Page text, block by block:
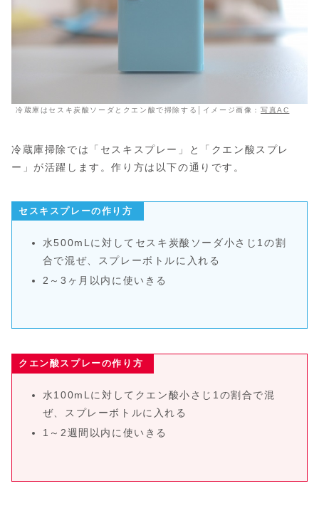
冷蔵庫はセスキ炭酸ソーダとクエン酸で掃除する│イメージ画像： 写真AC
冷蔵庫掃除では「セスキスプレー」と「クエン酸スプレ
ー」が活躍します。作り方は以下の通りです。
セスキスプレーの作り方
水500mLに対してセスキ炭酸ソーダ小さじ1の割
合で混ぜ、スプレーボトルに入れる
2～3ヶ月以内に使いきる
クエン酸スプレーの作り方
水100mLに対してクエン酸小さじ1の割合で混
ぜ、スプレーボトルに入れる
1～2週間以内に使いきる